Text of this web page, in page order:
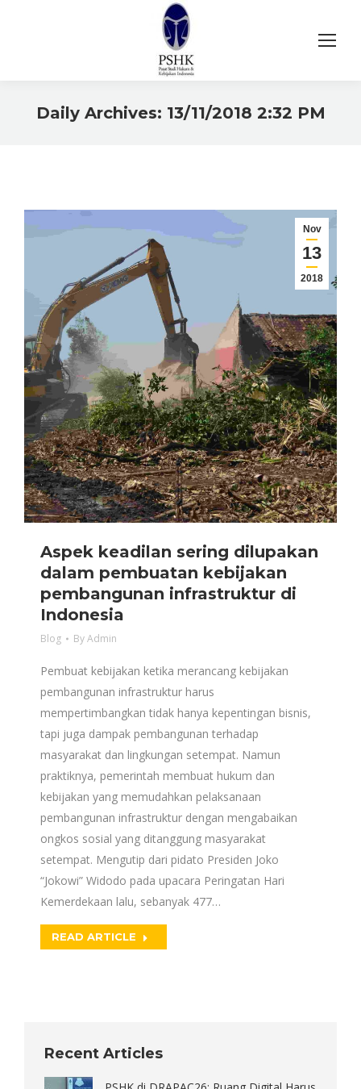
Daily Archives: 13/11/2018 2:32 PM
Nov
13
2018
Aspek keadilan sering dilupakan
dalam pembuatan kebijakan
pembangunan infrastruktur di
Indonesia
Blog ByAdmin
Pembuat kebijakan ketika merancang kebijakan
pembangunan infrastruktur harus
mempertimbangkan tidak hanya kepentingan bisnis,
tapi juga dampak pembangunan terhadap
masyarakat dan lingkungan setempat. Namun
praktiknya, pemerintah membuat hukum dan
kebijakan yang memudahkan pelaksanaan
pembangunan infrastruktur dengan mengabaikan
ongkos sosial yang ditanggung masyarakat
setempat. Mengutip dari pidato Presiden Joko
“Jokowi” Widodo pada upacara Peringatan Hari
Kemerdekaan lalu, sebanyak 477…
READ ARTICLE
Recent Articles